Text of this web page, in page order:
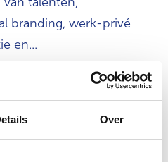
Over
branding, werk-privé
en...